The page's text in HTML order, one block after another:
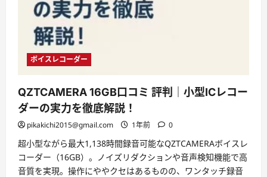
ボイスレコーダー
QZTCAMERA 16GB口コミ 評判｜小型ICレコー
ダーの実力を徹底解説！
pikakichi2015@gmail.com 1年前 0
超小型ながら最大1,138時間録音可能なQZTCAMERAボイスレ
コーダー（16GB）。ノイズリダクションや音声検知機能で高
音質を実現。操作にややクセはあるものの、ワンタッチ録音